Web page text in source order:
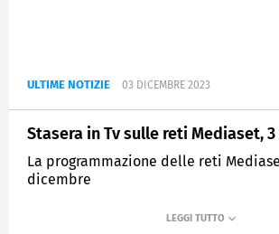
ULTIME NOTIZIE 03 DICEMBRE 2023
Stasera in Tv sulle reti Mediaset,
La programmazione delle reti
dicembre
TGCOM24